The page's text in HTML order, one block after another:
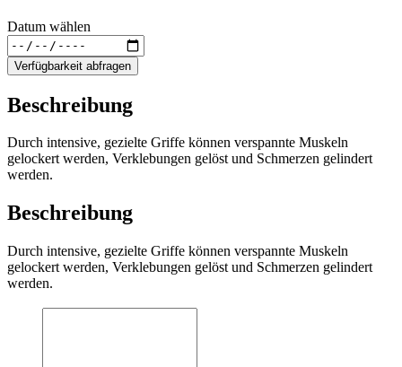
Datum wählen
Verfügbarkeit abfragen
Beschreibung
Durch intensive, gezielte Griffe können verspannte Muskeln
gelockert werden, Verklebungen gelöst und Schmerzen gelindert
werden.
Beschreibung
Durch intensive, gezielte Griffe können verspannte Muskeln
gelockert werden, Verklebungen gelöst und Schmerzen gelindert
werden.